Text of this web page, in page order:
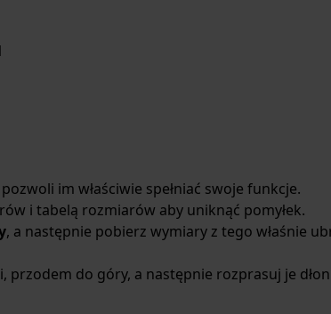
im właściwie spełniać swoje funkcje.
i tabelą rozmiarów aby uniknąć pomyłek.
, a następnie pobierz wymiary z tego właśnie
przodem do góry, a następnie rozprasuj je